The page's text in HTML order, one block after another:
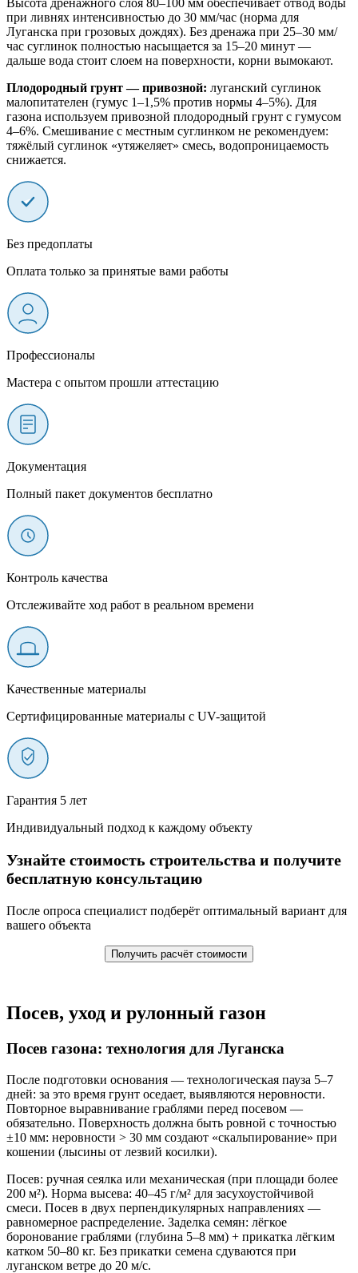
Высота дренажного слоя 80–100 мм обеспечивает отвод воды
при ливнях интенсивностью до 30 мм/час (норма для
Луганска при грозовых дождях). Без дренажа при 25–30 мм/
час суглинок полностью насыщается за 15–20 минут —
дальше вода стоит слоем на поверхности, корни вымокают.
Плодородный грунт — привозной: луганский суглинок
малопитателен (гумус 1–1,5% против нормы 4–5%). Для
газона используем привозной плодородный грунт с гумусом
4–6%. Смешивание с местным суглинком не рекомендуем:
тяжёлый суглинок «утяжеляет» смесь, водопроницаемость
снижается.
Без предоплаты
Оплата только за принятые вами работы
Профессионалы
Мастера с опытом прошли аттестацию
Документация
Полный пакет документов бесплатно
Контроль качества
Отслеживайте ход работ в реальном времени
Качественные материалы
Сертифицированные материалы с UV-защитой
Гарантия 5 лет
Индивидуальный подход к каждому объекту
Узнайте стоимость строительства и получите
бесплатную консультацию
После опроса специалист подберёт оптимальный вариант для
вашего объекта
Получить расчёт стоимости
Посев, уход и рулонный газон
Посев газона: технология для Луганска
После подготовки основания — технологическая пауза 5–7
дней: за это время грунт оседает, выявляются неровности.
Повторное выравнивание граблями перед посевом —
обязательно. Поверхность должна быть ровной с точностью
±10 мм: неровности > 30 мм создают «скальпирование» при
кошении (лысины от лезвий косилки).
Посев: ручная сеялка или механическая (при площади более
200 м²). Норма высева: 40–45 г/м² для засухоустойчивой
смеси. Посев в двух перпендикулярных направлениях —
равномерное распределение. Заделка семян: лёгкое
боронование граблями (глубина 5–8 мм) + прикатка лёгким
катком 50–80 кг. Без прикатки семена сдуваются при
луганском ветре до 20 м/с.